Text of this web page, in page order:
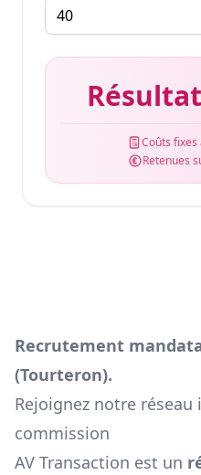
Coûts fixes
Retenues
Recrutement
(Tourteron).
Rejoignez notre
commission
AV Transaction est un